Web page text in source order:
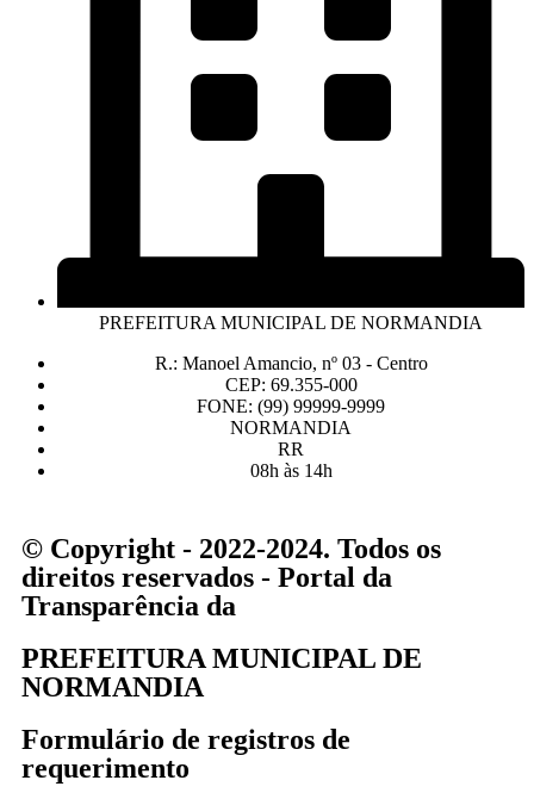
PREFEITURA MUNICIPAL DE NORMANDIA
R.: Manoel Amancio, nº 03 - Centro
CEP: 69.355-000
FONE: (99) 99999-9999
NORMANDIA
RR
08h às 14h
© Copyright - 2022-2024. Todos os
direitos reservados - Portal da
Transparência da
PREFEITURA MUNICIPAL DE
NORMANDIA
Formulário de registros de
requerimento